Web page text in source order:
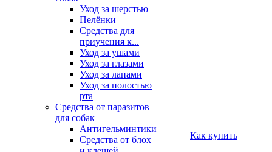
Уход за шерстью
Пелёнки
Средства для
приучения к...
Уход за ушами
Уход за глазами
Уход за лапами
Уход за полостью
рта
Средства от паразитов
для собак
Антигельминтики
Средства от блох
Как купить